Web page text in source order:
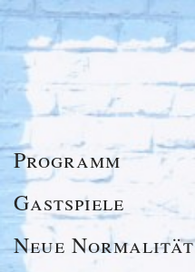
Programm
Gastspiele
Neue Normalität